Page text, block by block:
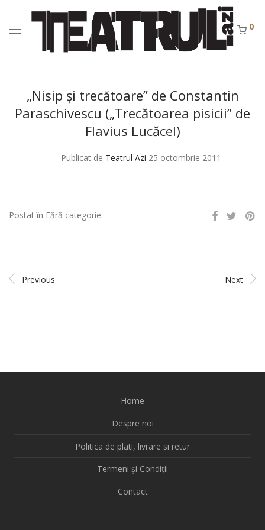
0
„Nisip şi trecătoare” de Constantin
Paraschivescu („Trecătoarea pisicii” de
Flavius Lucăcel)
Publicat de Teatrul Azi 25 octombrie 2011
Postat în Fără categorie.
Previous Next
Home
Despre noi
Politica de plati, livrare si retur
Termeni și Condiții
Contact